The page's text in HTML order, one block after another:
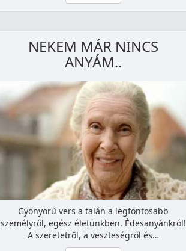
NEKEM MÁR NINCS
ANYÁM..
Gyönyörű vers a talán a legfontosabb
személyről, egész életünkben. Édesanyánkról!
A szeretetről, a veszteségről és…